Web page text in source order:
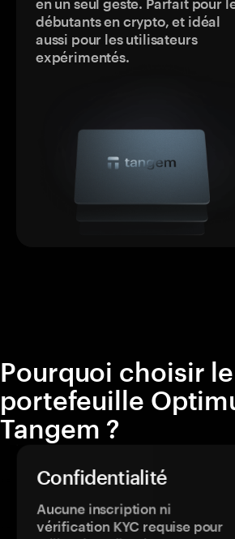
en un seul geste. Parfait pour
débutants en crypto, et idéal
aussi pour les utilisateurs
expérimentés.
Pourquoi choisir le
portefeuille
Tangem ?
Confidentialité
Aucune inscription ni
vérification KYC requise pour